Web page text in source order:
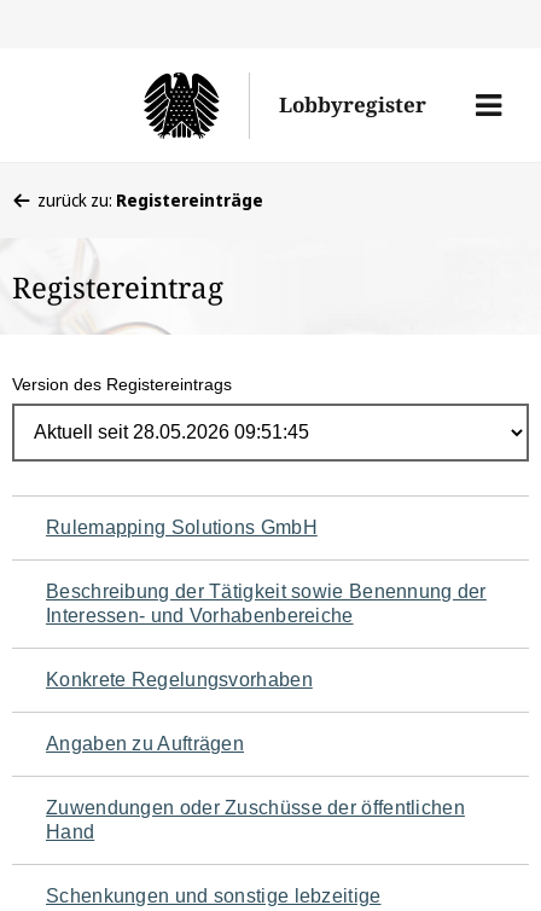
Lobbyregister
Menü
befinden
hier:
zurück zu: Registereinträge
Registereintrag
Version des Registereintrags
Navigation
für
den
Seiteninhalt
Rulemapping Solutions GmbH
Beschreibung der Tätigkeit sowie Benennung der
Interessen- und Vorhabenbereiche
Konkrete Regelungsvorhaben
Angaben zu Aufträgen
Zuwendungen oder Zuschüsse der öffentlichen
Hand
Schenkungen und sonstige lebzeitige